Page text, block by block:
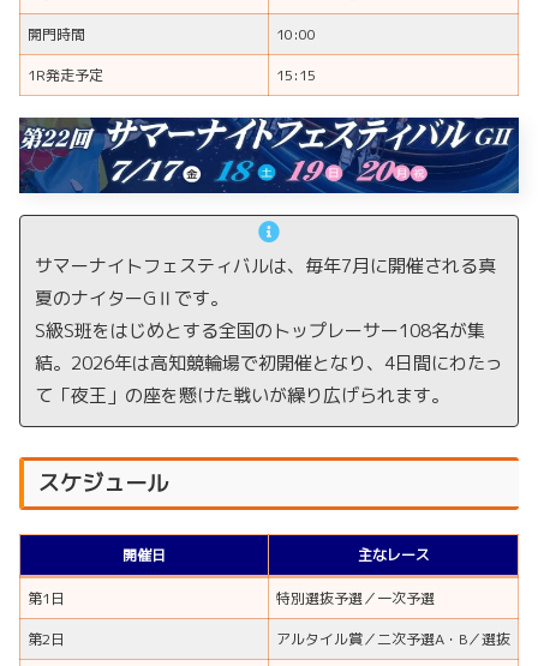
開門時間
10:00
1R発走予定
15:15
サマーナイトフェスティバルは、毎年7月に開催される真
夏のナイターGⅡです。
S級S班をはじめとする全国のトップレーサー108名が集
結。2026年は高知競輪場で初開催となり、4日間にわたっ
て「夜王」の座を懸けた戦いが繰り広げられます。
スケジュール
開催日 主なレース
第1日
特別選抜予選／一次予選
第2日
アルタイル賞／二次予選A・B／選抜